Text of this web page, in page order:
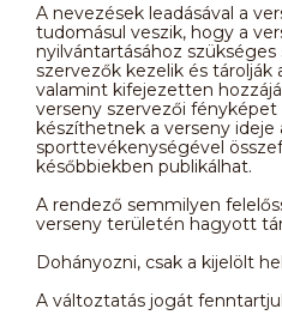
A nevezések leadásával a
tudomásul veszik, hogy a
nyilvántartásához
szervezők kezelik és tárolják
valamint kifejezetten
verseny szervezői
készíthetnek a verseny ideje
sporttevékenységével
későbbiekben publikálhat.
A rendező semmilyen
verseny területén hagyott
Dohányozni, csak a kijelölt
A változtatás jogát